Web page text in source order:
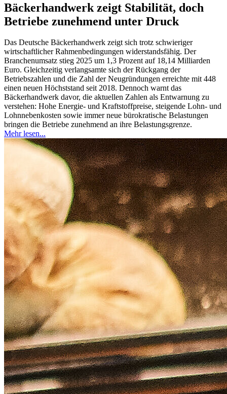
Bäckerhandwerk zeigt Stabilität, doch
Betriebe zunehmend unter Druck
Das Deutsche Bäckerhandwerk zeigt sich trotz schwieriger
wirtschaftlicher Rahmenbedingungen widerstandsfähig. Der
Branchenumsatz stieg 2025 um 1,3 Prozent auf 18,14 Milliarden
Euro. Gleichzeitig verlangsamte sich der Rückgang der
Betriebszahlen und die Zahl der Neugründungen erreichte mit 448
einen neuen Höchststand seit 2018. Dennoch warnt das
Bäckerhandwerk davor, die aktuellen Zahlen als Entwarnung zu
verstehen: Hohe Energie- und Kraftstoffpreise, steigende Lohn- und
Lohnnebenkosten sowie immer neue bürokratische Belastungen
bringen die Betriebe zunehmend an ihre Belastungsgrenze.
Mehr lesen...